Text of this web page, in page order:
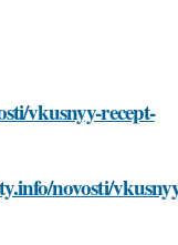
vkusnyy-recept-
novosti/